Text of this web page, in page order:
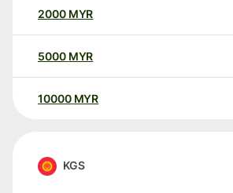
2000 MYR
5000 MYR
10000 MYR
KGS